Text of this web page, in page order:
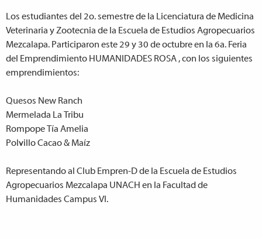
Los estudiantes del 2o. semestre de la Licenciatura de Medicina
Veterinaria y Zootecnia de la Escuela de Estudios Agropecuarios
Mezcalapa. Participaron este 29 y 30 de octubre en la 6a. Feria
del Emprendimiento HUMANIDADES ROSA , con los siguientes
emprendimientos:
Quesos New Ranch
Mermelada La Tribu
Rompope Tía Amelia
Polvillo Cacao & Maíz
Representando al Club Empren-D de la Escuela de Estudios
Agropecuarios Mezcalapa UNACH en la Facultad de
Humanidades Campus VI.